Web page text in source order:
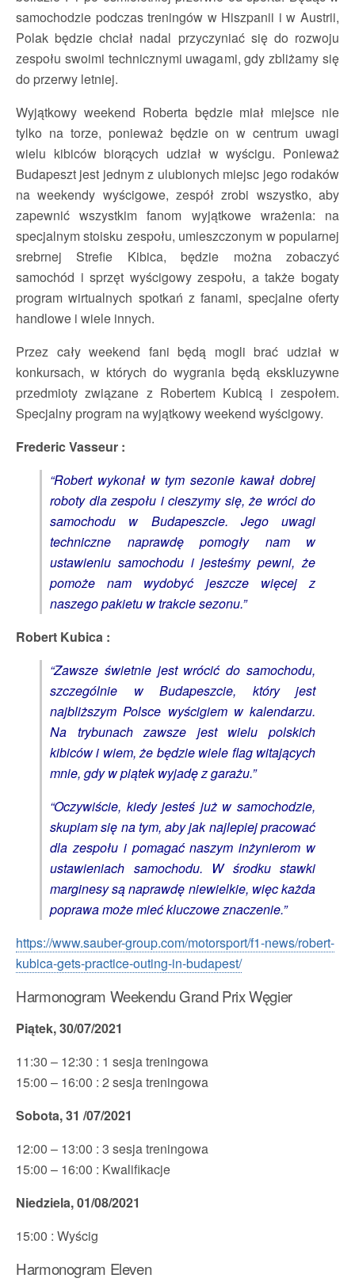
samochodzie podczas treningów w Hiszpanii i w Austrii,
Polak będzie chciał nadal przyczyniać się do rozwoju
zespołu swoimi technicznymi uwagami, gdy zbliżamy się
do przerwy letniej.
Wyjątkowy weekend Roberta będzie miał miejsce nie
tylko na torze, ponieważ będzie on w centrum uwagi
wielu kibiców biorących udział w wyścigu. Ponieważ
Budapeszt jest jednym z ulubionych miejsc jego rodaków
na weekendy wyścigowe, zespół zrobi wszystko, aby
zapewnić wszystkim fanom wyjątkowe wrażenia: na
specjalnym stoisku zespołu, umieszczonym w popularnej
srebrnej Strefie Kibica, będzie można zobaczyć
samochód i sprzęt wyścigowy zespołu, a także bogaty
program wirtualnych spotkań z fanami, specjalne oferty
handlowe i wiele innych.
Przez cały weekend fani będą mogli brać udział w
konkursach, w których do wygrania będą ekskluzywne
przedmioty związane z Robertem Kubicą i zespołem.
Specjalny program na wyjątkowy weekend wyścigowy.
Frederic Vasseur :
“Robert wykonał w tym sezonie kawał dobrej
roboty dla zespołu i cieszymy się, że wróci do
samochodu w Budapeszcie. Jego uwagi
techniczne naprawdę pomogły nam w
ustawieniu samochodu i jesteśmy pewni, że
pomoże nam wydobyć jeszcze więcej z
naszego pakietu w trakcie sezonu.”
Robert Kubica :
“Zawsze świetnie jest wrócić do samochodu,
szczególnie w Budapeszcie, który jest
najbliższym Polsce wyścigiem w kalendarzu.
Na trybunach zawsze jest wielu polskich
kibiców i wiem, że będzie wiele flag witających
mnie, gdy w piątek wyjadę z garażu.”
“Oczywiście, kiedy jesteś już w samochodzie,
skupiam się na tym, aby jak najlepiej pracować
dla zespołu i pomagać naszym inżynierom w
ustawieniach samochodu. W środku stawki
marginesy są naprawdę niewielkie, więc każda
poprawa może mieć kluczowe znaczenie.”
https://www.sauber-group.com/motorsport/f1-news/robert-
kubica-gets-practice-outing-in-budapest/
Harmonogram Weekendu Grand Prix Węgier
Piątek, 30/07/2021
11:30 – 12:30 : 1 sesja treningowa
15:00 – 16:00 : 2 sesja treningowa
Sobota, 31 /07/2021
12:00 – 13:00 : 3 sesja treningowa
15:00 – 16:00 : Kwalifikacje
Niedziela, 01/08/2021
15:00 : Wyścig
Harmonogram Eleven